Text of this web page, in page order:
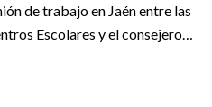
de trabajo en Jaén entre las
Escolares y el consejero